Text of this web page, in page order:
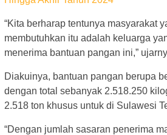
“Kita berharap tentunya masyarakat
membutuhkan itu adalah keluarga
menerima bantuan pangan ini,”
Diakuinya, bantuan pangan berupa
dengan total sebanyak 2.518.250
2.518 ton khusus untuk di Sulawesi
“Dengan jumlah sasaran penerima